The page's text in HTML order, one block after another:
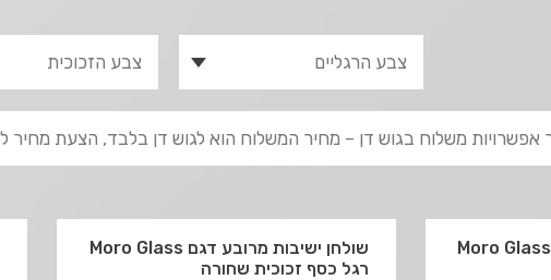
שולחן ישיבות מרובע דגם Moro Glass
שולחן ישיבות מרובע דגם Moro Glass
רגל כסף זכוכית שחורה